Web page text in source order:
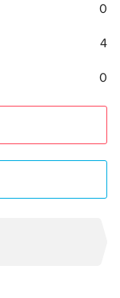
0
4
0